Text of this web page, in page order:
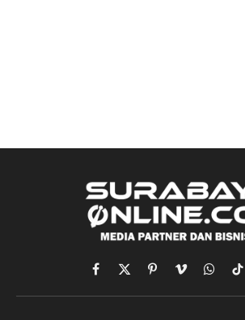
Facebook
X
(Twitter)
PinterestVimeo